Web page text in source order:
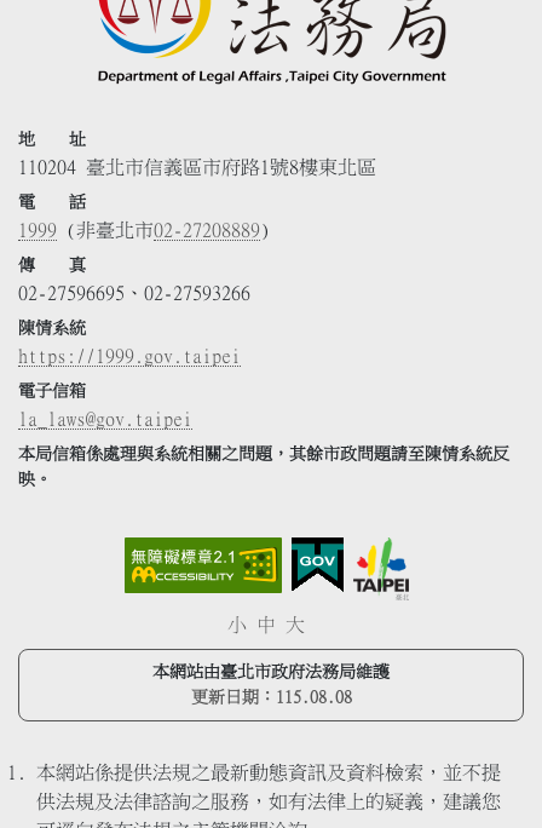
地 址
110204 臺北市信義區市府路1號8樓東北區
電 話
1999 (非臺北市02-27208889)
傳 真
02-27596695、02-27593266
陳情系統
https://1999.gov.taipei
電子信箱
la_laws@gov.taipei
本局信箱係處理與系統相關之問題，其餘市政問題請至陳情系統反
映。
小 中 大
本網站由臺北市政府法務局維護
更新日期： 115.08.08
本網站係提供法規之最新動態資訊及資料檢索，並不提
供法規及法律諮詢之服務，如有法律上的疑義，建議您